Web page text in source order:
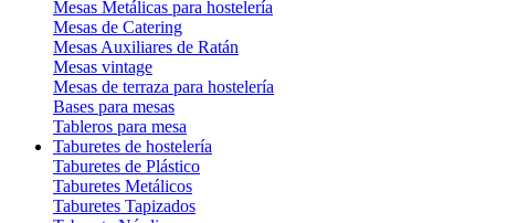
Mesas Metálicas para hostelería
Mesas de Catering
Mesas Auxiliares de Ratán
Mesas vintage
Mesas de terraza para hostelería
Bases para mesas
Tableros para mesa
Taburetes de hostelería
Taburetes de Plástico
Taburetes Metálicos
Taburetes Tapizados